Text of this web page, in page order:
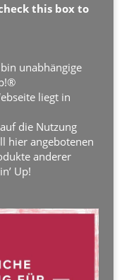
this box to
unabhängige
liegt in
die Nutzung
hier angebotenen
anderer
Up!